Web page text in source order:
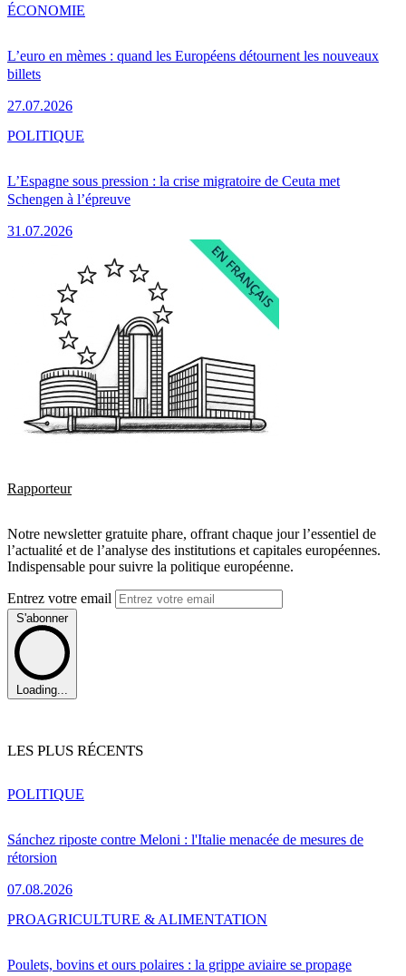
L’euro en mèmes : quand les Européens détournent les nouveaux
billets
27.07.2026
ÉCONOMIE
L’Espagne sous pression : la crise migratoire de Ceuta met
Schengen à l’épreuve
31.07.2026
POLITIQUE
Rapporteur
Notre newsletter gratuite phare, offrant chaque jour l’essentiel de
l’actualité et de l’analyse des institutions et capitales européennes.
Indispensable pour suivre la politique européenne.
Entrez votre email
S'abonner
Loading...
LES PLUS RÉCENTS
Sánchez riposte contre Meloni : l'Italie menacée de mesures de
rétorsion
07.08.2026
POLITIQUE
Poulets, bovins et ours polaires : la grippe aviaire se propage
PROAGRICULTURE & ALIMENTATION